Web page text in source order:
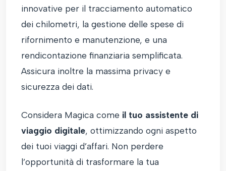
innovative per il tracciamento automatico
dei chilometri, la gestione delle spese di
rifornimento e manutenzione, e una
rendicontazione finanziaria semplificata.
Assicura inoltre la massima privacy e
sicurezza dei dati.
Considera Magica come il tuo assistente di
viaggio digitale, ottimizzando ogni aspetto
dei tuoi viaggi d’affari. Non perdere
l’opportunità di trasformare la tua